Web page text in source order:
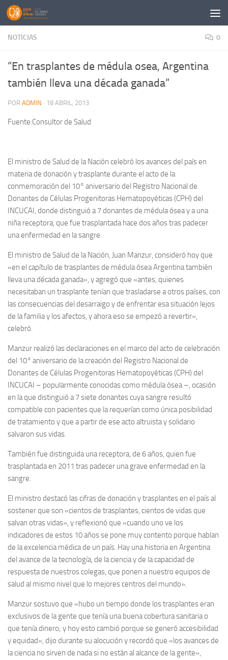
Saltar al contenido
NOTICIAS 0
“En trasplantes de médula osea, Argentina
también lleva una década ganada”
POR ADMIN · 18 ABRIL, 2013
Fuente:Consultor de Salud
El ministro de Salud de la Nación celebró los avances del país en
materia de donación y trasplante durante el acto de la
conmemoración del 10° aniversario del Registro Nacional de
Donantes de Células Progenitoras Hematopoyéticas (CPH) del
INCUCAI, donde distinguió a 7 donantes de médula ósea y a una
niña receptora, que fue trasplantada hace dos años tras padecer
una enfermedad en la sangre.
El ministro de Salud de la Nación, Juan Manzur, consideró hoy que
«en el capítulo de trasplantes de médula ósea Argentina también
lleva una década ganada», y agregó que «antes, quienes
necesitaban un trasplante tenían que trasladarse a otros países, con
las consecuencias del desarraigo y de enfrentar esa situación lejos
de la familia y los afectos, y ahora eso se empezó a revertir»,
celebró.
Manzur realizó las declaraciones en el marco del acto de celebración
del 10° aniversario de la creación del Registro Nacional de
Donantes de Células Progenitoras Hematopoyéticas (CPH) del
INCUCAI – popularmente conocidas como médula ósea –, ocasión
en la que distinguió a 7 siete donantes cuya sangre resultó
compatible con pacientes que la requerían como única posibilidad
de tratamiento y que a partir de ese acto altruista y solidario
salvaron sus vidas.
También fue distinguida una receptora, de 6 años, quien fue
trasplantada en 2011 tras padecer una grave enfermedad en la
sangre.
El ministro destacó las cifras de donación y trasplantes en el país al
sostener que son «cientos de trasplantes, cientos de vidas que
salvan otras vidas», y reflexionó que «cuando uno ve los
indicadores de estos 10 años se pone muy contento porque hablan
de la excelencia médica de un país. Hay una historia en Argentina
del avance de la tecnología, de la ciencia y de la capacidad de
respuesta de nuestros colegas, que ponen a nuestro equipos de
salud al mismo nivel que lo mejores centros del mundo».
Manzur sostuvo que «hubo un tiempo donde los trasplantes eran
exclusivos de la gente que tenía una buena cobertura sanitaria o
que tenía dinero; y hoy esto cambió porque se generó accesibilidad
y equidad», dijo durante su alocución y recordó que «los avances de
la ciencia no sirven de nada si no están al alcance de la gente»,